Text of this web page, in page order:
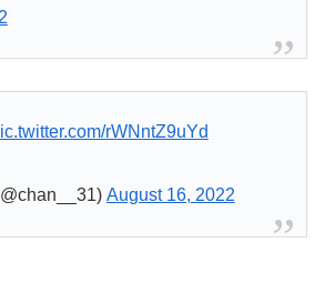
rWNntZ9uYd
August 16, 2022